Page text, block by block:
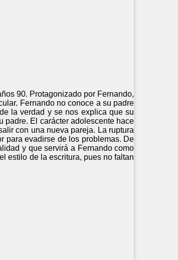
90. Protagonizado por Fernando,
Fernando no conoce a su padre
la verdad y se nos explica que su
padre. El carácter adolescente hace
con una nueva pareja. La ruptura
para evadirse de los problemas. De
y que servirá a Fernando como
estilo de la escritura, pues no faltan